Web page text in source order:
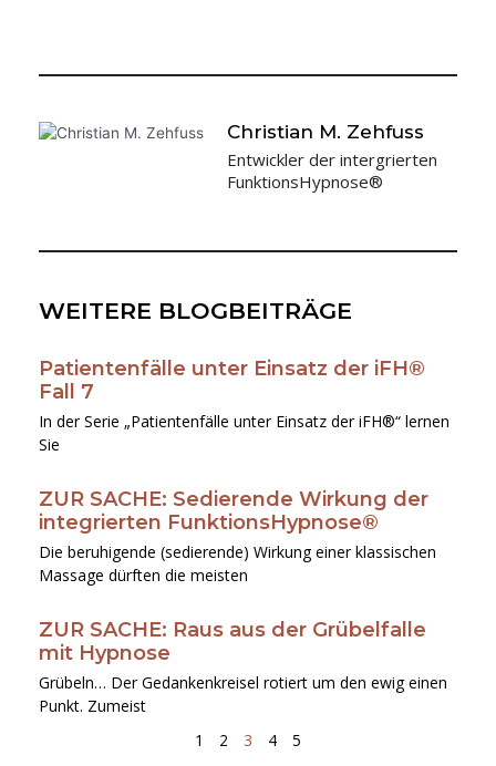
Christian M. Zehfuss
Entwickler der intergrierten
FunktionsHypnose®
WEITERE BLOGBEITRÄGE
Patientenfälle unter Einsatz der iFH®
Fall 7
In der Serie „Patientenfälle unter Einsatz der iFH®“ lernen
Sie
ZUR SACHE: Sedierende Wirkung der
integrierten FunktionsHypnose®
Die beruhigende (sedierende) Wirkung einer klassischen
Massage dürften die meisten
ZUR SACHE: Raus aus der Grübelfalle
mit Hypnose
Grübeln… Der Gedankenkreisel rotiert um den ewig einen
Punkt. Zumeist
Seite
1
Seite
2
Seite
3
Seite
4
Seite
5